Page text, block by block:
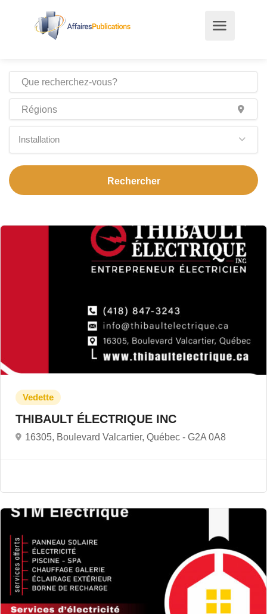
Installation
THIBAULT ÉLECTRIQUE INC
16305, Boulevard Valcartier, Québec - G2A 0A8